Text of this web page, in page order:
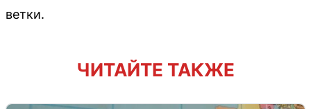
ветки.
ЧИТАЙТЕ ТАКЖЕ